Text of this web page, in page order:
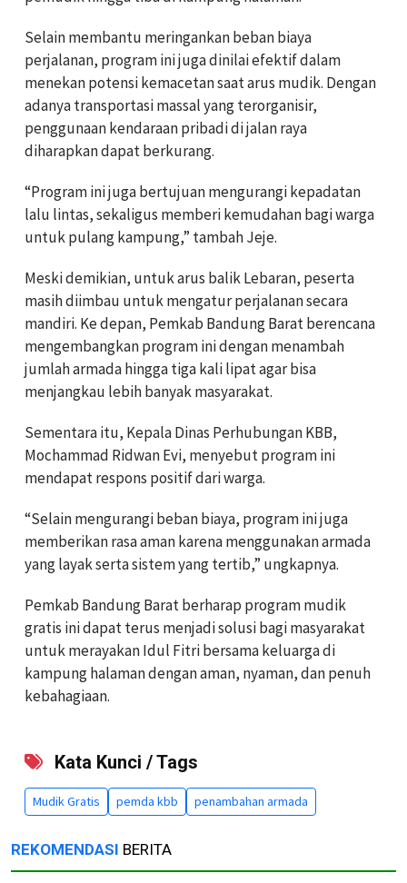
Selain membantu meringankan beban biaya
perjalanan, program ini juga dinilai efektif dalam
menekan potensi kemacetan saat arus mudik. Dengan
adanya transportasi massal yang terorganisir,
penggunaan kendaraan pribadi di jalan raya
diharapkan dapat berkurang.
“Program ini juga bertujuan mengurangi kepadatan
lalu lintas, sekaligus memberi kemudahan bagi warga
untuk pulang kampung,” tambah Jeje.
Meski demikian, untuk arus balik Lebaran, peserta
masih diimbau untuk mengatur perjalanan secara
mandiri. Ke depan, Pemkab Bandung Barat berencana
mengembangkan program ini dengan menambah
jumlah armada hingga tiga kali lipat agar bisa
menjangkau lebih banyak masyarakat.
Sementara itu, Kepala Dinas Perhubungan KBB,
Mochammad Ridwan Evi, menyebut program ini
mendapat respons positif dari warga.
“Selain mengurangi beban biaya, program ini juga
memberikan rasa aman karena menggunakan armada
yang layak serta sistem yang tertib,” ungkapnya.
Pemkab Bandung Barat berharap program mudik
gratis ini dapat terus menjadi solusi bagi masyarakat
untuk merayakan Idul Fitri bersama keluarga di
kampung halaman dengan aman, nyaman, dan penuh
kebahagiaan.
Kata Kunci / Tags
Mudik Gratis pemda kbb penambahan armada
REKOMENDASI BERITA